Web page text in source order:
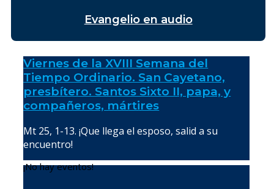
Evangelio en audio
Viernes de la XVIII Semana del
Tiempo Ordinario. San Cayetano,
presbítero. Santos Sixto II, papa, y
compañeros, mártires
Mt 25, 1-13. ¡Que llega el esposo, salid a su
encuentro!
¡No hay eventos!